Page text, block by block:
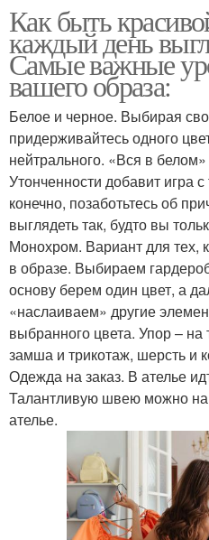
Как быть
каждый день
Самые важные
вашего образа:
Белое и черное. Выбирая
придерживайтесь одного
нейтрального. «Вся в
Утонченности добавит игра
конечно, позаботьтесь об
выглядеть так, будто вы
Монохром. Вариант для тех,
в образе. Выбираем
основу берем один цвет, а
«наслаиваем» другие
выбранного цвета. Упор – на
замша и трикотаж, шерсть и
Одежда на заказ. В ателье
Талантливую швею можно
ателье.